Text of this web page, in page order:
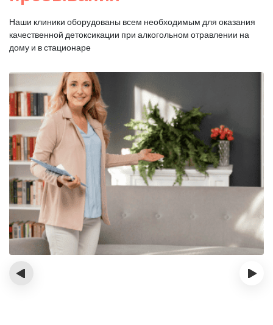
Наши клиники оборудованы всем необходимым для оказания
качественной детоксикации при алкогольном отравлении на
дому и в стационаре
‹ ›